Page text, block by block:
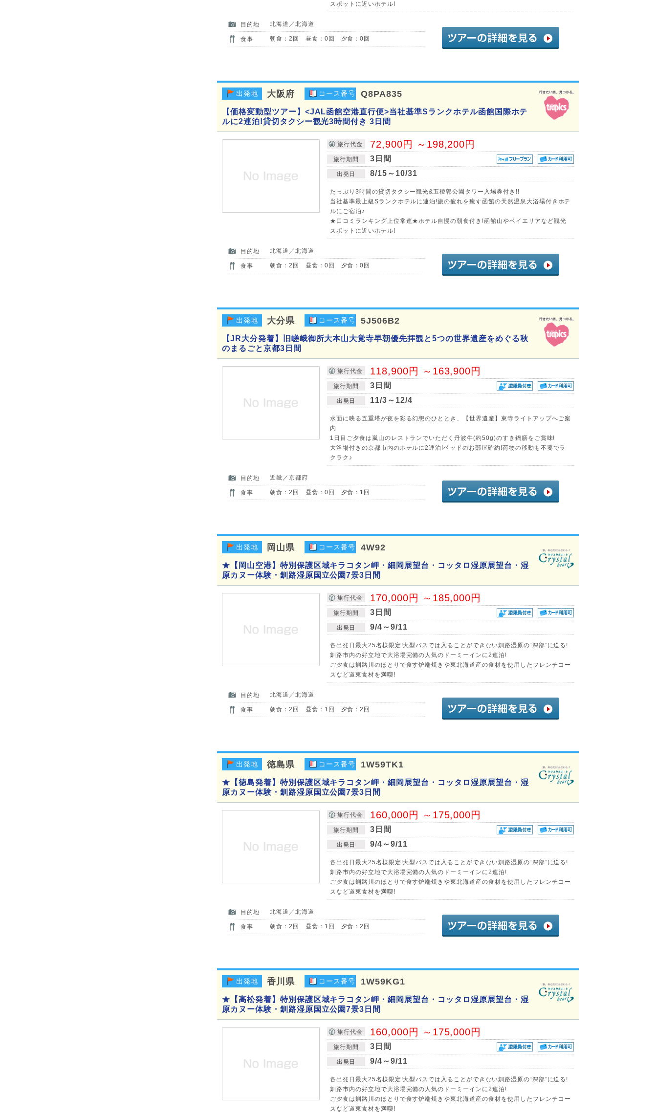
スポットに近いホテル!
目的地 北海道／北海道
食事 朝食：2回 昼食：0回 夕食：0回
出発地 大阪府 コース番号 Q8PA835
【価格変動型ツアー】<JAL函館空港直行便>当社基準Sランクホテル函館国際ホテ
ルに2連泊!貸切タクシー観光3時間付き 3日間
旅行代金 72,900円 ～198,200円
旅行期間 3日間
出発日 8/15～10/31
たっぷり3時間の貸切タクシー観光&五稜郭公園タワー入場券付き!!
当社基準最上級Sランクホテルに連泊!旅の疲れを癒す函館の天然温泉大浴場付きホテ
ルにご宿泊♪
★口コミランキング上位常連★ホテル自慢の朝食付き!函館山やベイエリアなど観光
スポットに近いホテル!
目的地 北海道／北海道
食事 朝食：2回 昼食：0回 夕食：0回
出発地 大分県 コース番号 5J506B2
【JR大分発着】旧嵯峨御所大本山大覚寺早朝優先拝観と5つの世界遺産をめぐる秋
のまるごと京都3日間
旅行代金 118,900円 ～163,900円
旅行期間 3日間
出発日 11/3～12/4
水面に映る五重塔が夜を彩る幻想のひととき、【世界遺産】東寺ライトアップへご案
内
1日目ご夕食は嵐山のレストランでいただく丹波牛(約50g)のすき鍋膳をご賞味!
大浴場付きの京都市内のホテルに2連泊!ベッドのお部屋確約!荷物の移動も不要でラ
クラク♪
目的地 近畿／京都府
食事 朝食：2回 昼食：0回 夕食：1回
出発地 岡山県 コース番号 4W92
★【岡山空港】特別保護区域キラコタン岬・細岡展望台・コッタロ湿原展望台・湿
原カヌー体験・釧路湿原国立公園7景3日間
旅行代金 170,000円 ～185,000円
旅行期間 3日間
出発日 9/4～9/11
各出発日最大25名様限定!大型バスでは入ることができない釧路湿原の“深部”に迫る!
釧路市内の好立地で大浴場完備の人気のドーミーインに2連泊!
ご夕食は釧路川のほとりで食す炉端焼きや東北海道産の食材を使用したフレンチコー
スなど道東食材を満喫!
目的地 北海道／北海道
食事 朝食：2回 昼食：1回 夕食：2回
出発地 徳島県 コース番号 1W59TK1
★【徳島発着】特別保護区域キラコタン岬・細岡展望台・コッタロ湿原展望台・湿
原カヌー体験・釧路湿原国立公園7景3日間
旅行代金 160,000円 ～175,000円
旅行期間 3日間
出発日 9/4～9/11
各出発日最大25名様限定!大型バスでは入ることができない釧路湿原の“深部”に迫る!
釧路市内の好立地で大浴場完備の人気のドーミーインに2連泊!
ご夕食は釧路川のほとりで食す炉端焼きや東北海道産の食材を使用したフレンチコー
スなど道東食材を満喫!
目的地 北海道／北海道
食事 朝食：2回 昼食：1回 夕食：2回
出発地 香川県 コース番号 1W59KG1
★【高松発着】特別保護区域キラコタン岬・細岡展望台・コッタロ湿原展望台・湿
原カヌー体験・釧路湿原国立公園7景3日間
旅行代金 160,000円 ～175,000円
旅行期間 3日間
出発日 9/4～9/11
各出発日最大25名様限定!大型バスでは入ることができない釧路湿原の“深部”に迫る!
釧路市内の好立地で大浴場完備の人気のドーミーインに2連泊!
ご夕食は釧路川のほとりで食す炉端焼きや東北海道産の食材を使用したフレンチコー
スなど道東食材を満喫!